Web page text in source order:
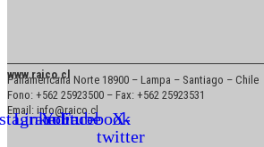
www.raico.cl
Panamericana Norte 18900 – Lampa – Santiago – Chile
Fono: +562 25923500 – Fax: +562 25923531
Email: info@raico.cl
Linkedin
Youtube
Facebook
X-
twitter